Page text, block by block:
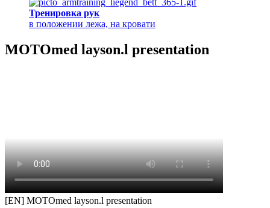
Тренировка рук
в положении лежа, на кровати
MOTOmed layson.l presentation
[EN] MOTOmed layson.l presentation